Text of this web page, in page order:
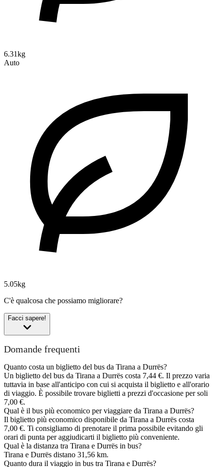
6.31kg
Auto
5.05kg
C'è qualcosa che possiamo migliorare?
Facci sapere!
Domande frequenti
Quanto costa un biglietto del bus da Tirana a Durrës?
Un biglietto del bus da Tirana a Durrës costa 7,44 €. Il prezzo varia
tuttavia in base all'anticipo con cui si acquista il biglietto e all'orario
di viaggio. È possibile trovare biglietti a prezzi d'occasione per soli
7,00 €.
Qual è il bus più economico per viaggiare da Tirana a Durrës?
Il biglietto più economico disponibile da Tirana a Durrës costa
7,00 €. Ti consigliamo di prenotare il prima possibile evitando gli
orari di punta per aggiudicarti il biglietto più conveniente.
Qual è la distanza tra Tirana e Durrës in bus?
Tirana e Durrës distano 31,56 km.
Quanto dura il viaggio in bus tra Tirana e Durrës?